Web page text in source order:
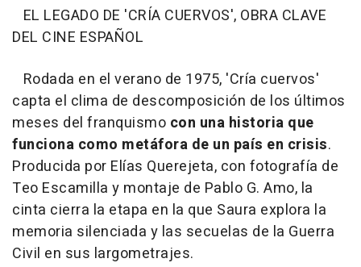
EL LEGADO DE 'CRÍA CUERVOS', OBRA CLAVE
DEL CINE ESPAÑOL
Rodada en el verano de 1975, 'Cría cuervos'
capta el clima de descomposición de los últimos
meses del franquismo con una historia que
funciona como metáfora de un país en crisis.
Producida por Elías Querejeta, con fotografía de
Teo Escamilla y montaje de Pablo G. Amo, la
cinta cierra la etapa en la que Saura explora la
memoria silenciada y las secuelas de la Guerra
Civil en sus largometrajes.